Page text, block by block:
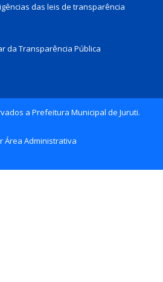
das leis de transparência
da Transparência Pública
a Prefeitura Municipal de Juruti.
Área Administrativa